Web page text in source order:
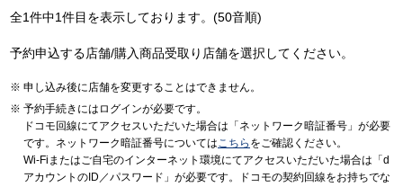
全1件中1件目を表示しております。(50音順)
予約申込する店舗/購入商品受取り店舗を選択してください。
申し込み後に店舗を変更することはできません。
予約手続きにはログインが必要です。
ドコモ回線にてアクセスいただいた場合は「ネットワーク暗証番号」が必要
です。ネットワーク暗証番号についてはこちら をご確認ください。
Wi-Fiまたはご自宅のインターネット環境にてアクセスいただいた場合は「d
アカウントのID／パスワード」が必要です。ドコモの契約回線をお持ちでな